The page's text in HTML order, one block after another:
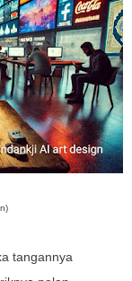
tangannya